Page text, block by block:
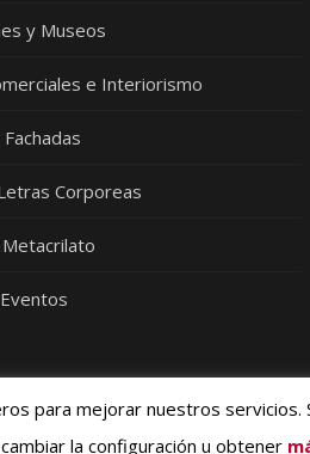
y Museos
e Interiorismo
Corporeas
para mejorar nuestros servicios.
la configuración u obtener